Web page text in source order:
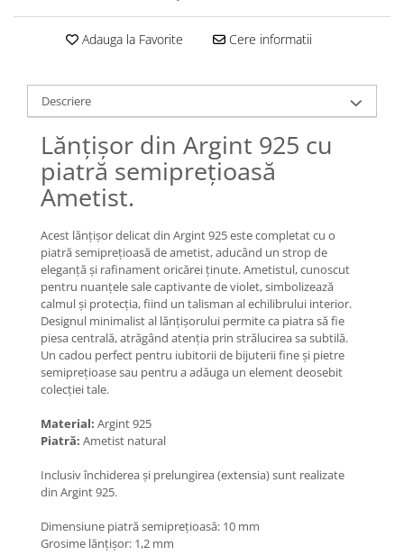
Lănțișoare cu Zodii
Lănțișoare cu Molecule
Lănțișoare cu Pietre Naturale
Lănțișoare Argint Diverse
COLIERE CU PERLE
Coliere cu Perle Naturale
COLIERE ȘNUR REGLABIL
Coliere cu Inimioare
Coliere cu Cruce
Coliere cu Stea
Coliere cu Soare
Coliere cu Semilună
Coliere cu Zodii
Coliere cu Animale
Coliere Diverse
BRĂȚĂRI CU ȘNUR REGLABIL
Adauga la Favorite Cere informatii
Descriere
Lănțișor din Argint 925 cu
piatră semiprețioasă
Ametist.
Acest lănțișor delicat din Argint 925 este completat cu o
piatră semiprețioasă de ametist, aducând un strop de
eleganță și rafinament oricărei ținute. Ametistul, cunoscut
pentru nuanțele sale captivante de violet, simbolizează
calmul și protecția, fiind un talisman al echilibrului interior.
Designul minimalist al lănțișorului permite ca piatra să fie
piesa centrală, atrăgând atenția prin strălucirea sa subtilă.
Un cadou perfect pentru iubitorii de bijuterii fine și pietre
semiprețioase sau pentru a adăuga un element deosebit
colecției tale.
Material: Argint 925
Piatră: Ametist natural
Inclusiv închiderea și prelungirea (extensia) sunt realizate
din Argint 925.
Dimensiune piatră semiprețioasă: 10 mm
Grosime lănțișor: 1,2 mm